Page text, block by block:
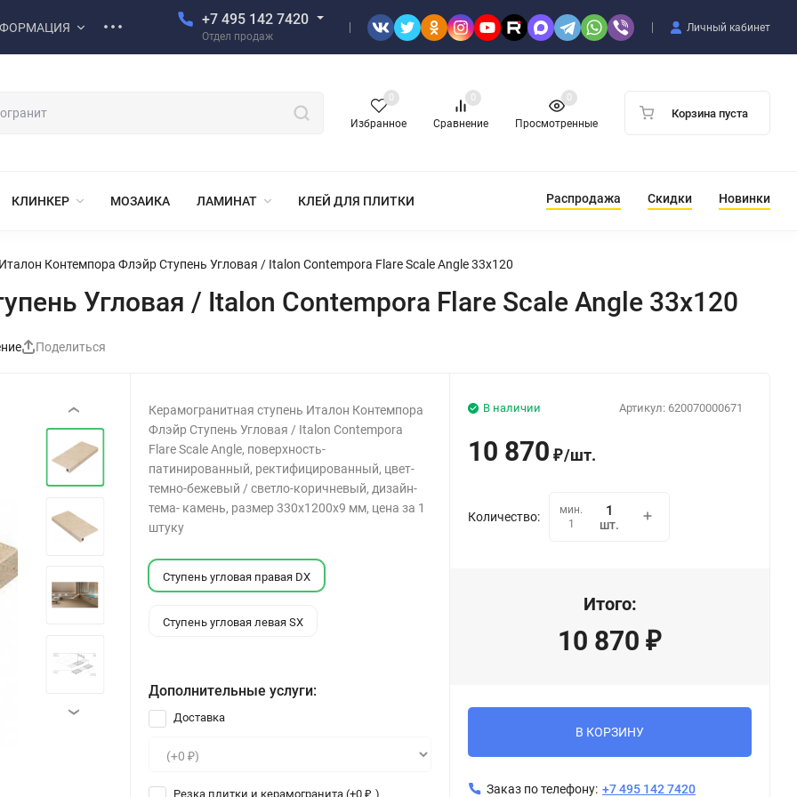
+7 495 142 7420
Отдел продаж
Личный кабинет
Избранное
0
Сравнение
0
Просмотренные
0
Корзина пуста
КЛИНКЕР МОЗАИКА ЛАМИНАТ КЛЕЙ ДЛЯ ПЛИТКИ Распродажа Скидки Новинки
Контемпора Флэйр Ступень Угловая / Italon Contempora Flare Scale Angle 33x120
Угловая / Italon Contempora Flare Scale Angle 33x120
Поделиться
‹
›
Керамогранитная ступень Италон Контемпора
Флэйр Ступень Угловая / Italon Contempora
Flare Scale Angle, поверхность-
патинированный, ректифицированный, цвет-
темно-бежевый / светло-коричневый, дизайн-
тема- камень, размер 330x1200x9 мм, цена за 1
штуку
Ступень угловая правая DX
Ступень угловая левая SX
Дополнительные услуги:
Доставка
Резка плитки и керамогранита (+0₽ )
Артикул: 620070000671
В наличии
10 870 ₽/шт.
Количество:
мин.
1
шт.
Итого:
10 870 ₽
В КОРЗИНУ
Заказ по телефону: +7 495 142 7420